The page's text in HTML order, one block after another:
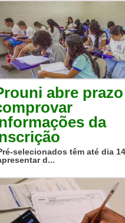
abre
da
selecionados têm até dia
d...